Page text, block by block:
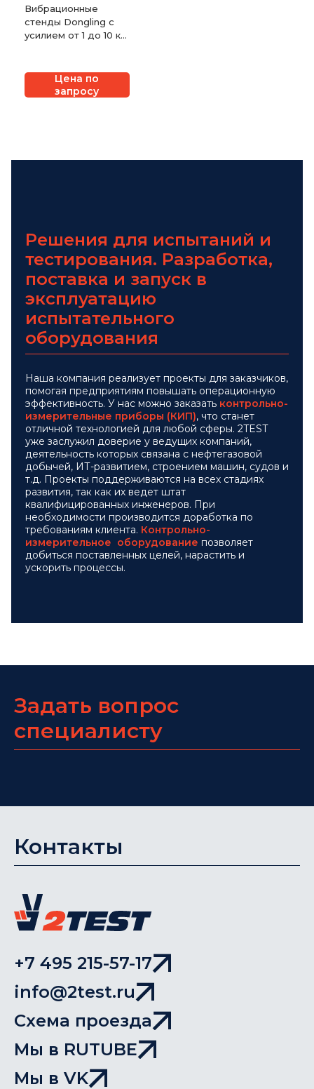
Вибрационные
стенды Dongling с
усилием от 1 до 10 кН
Цена по
запросу
Решения для испытаний и
тестирования. Разработка,
поставка и запуск в
эксплуатацию
испытательного
оборудования
Наша компания реализует проекты для заказчиков,
помогая предприятиям повышать операционную
эффективность. У нас можно заказать контрольно-
измерительные приборы (КИП), что станет
отличной технологией для любой сферы. 2TEST
уже заслужил доверие у ведущих компаний,
деятельность которых связана с нефтегазовой
добычей, ИТ-развитием, строением машин, судов и
т.д. Проекты поддерживаются на всех стадиях
развития, так как их ведет штат
квалифицированных инженеров. При
необходимости производится доработка по
требованиям клиента. Контрольно-
измерительное оборудование позволяет
добиться поставленных целей, нарастить и
ускорить процессы.
Задать вопрос
специалисту
Контакты
+7 495 215-57-17
info@2test.ru
Схема проезда
Мы в RUTUBE
Мы в VK